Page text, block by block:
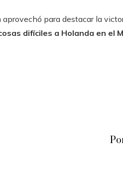
para destacar la
difíciles a Holanda en el